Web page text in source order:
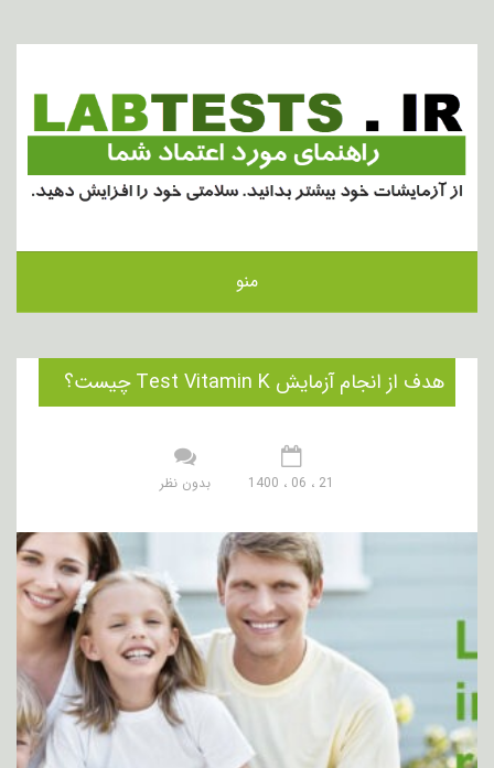
منو
هدف از انجام آزمایش Test Vitamin K چیست؟
21 ، 06 ، 1400 بدون نظر